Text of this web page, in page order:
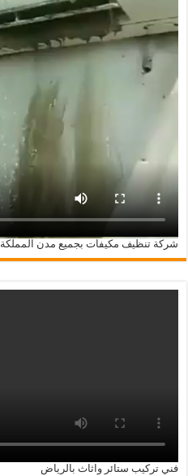
شركة تنظيف مكيفات بجميع مدن المملكة
فني تركيب ستائر واثاث بالرياض